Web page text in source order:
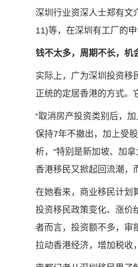
深圳行业资深人士郑有文
11)等，在深圳有工厂的
钱不太多，周期不长，机
实际上，广为深圳投资移
正统的定居香港的方式。
“取消房产投资类别后，
保持7年不撤出，加上受
析，“特别是新加坡、加
香港移民又掀起回流潮，
在她看来，商业移民计划
投资移民政策变化、涨价
者而言，投资额不多，审
拉动香港经济，增加税收